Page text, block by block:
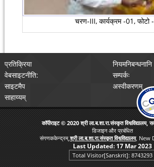
चरण-III, कार्यक्रम -01, फोटो
प्रतिक्रिया
नियमनिबन्धनानि
वेबसाइटनीति:
सम्पर्कः
साइटमैप
अस्वीकरणम्
साहाय्यम्
कॉपीराइट © 2020 श्री ला.ब.शा.रा.संस्कृत विश्वविद्यालय,
डिजाइन और प्रबंधित
संगणककेन्द्रम्,श्री ला.ब.शा.रा.संस्कृत विश्वविद्यालय, New
Last Updated: 17 Mar 2023
Total Visitor[Sanskrit]: 8743293